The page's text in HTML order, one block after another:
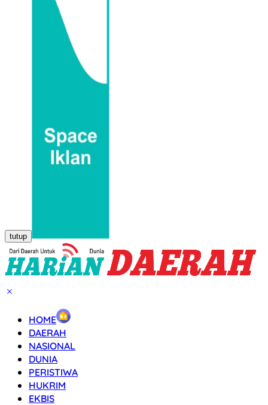
tutup
HOME
DAERAH
NASIONAL
DUNIA
PERISTIWA
HUKRIM
EKBIS